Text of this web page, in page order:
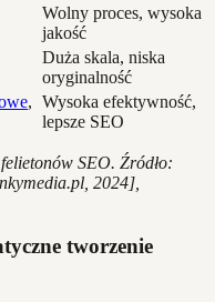
Wolny proces, wysoka
jakość
Duża skala, niska
oryginalność
, Wysoka efektywność,
lepsze SEO
SEO. Źródło:
2024],
tworzenie